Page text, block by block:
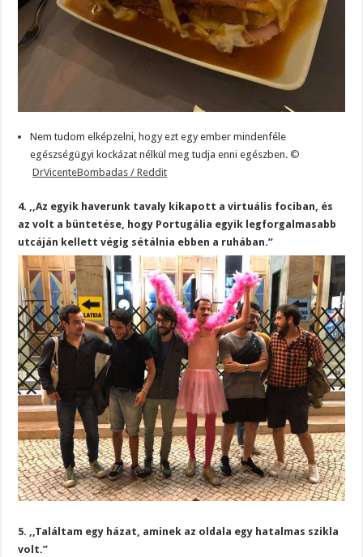
Nem tudom elképzelni, hogy ezt egy ember mindenféle
egészségügyi kockázat nélkül meg tudja enni egészben.©
DrVicenteBombadas / Reddit
4. ,,Az egyik haverunk tavaly kikapott a virtuális fociban, és
az volt a büntetése, hogy Portugália egyik legforgalmasabb
utcáján kellett végig sétálnia ebben a ruhában.”
5. ,,Találtam egy házat, aminek az oldala egy hatalmas szikla
volt.”